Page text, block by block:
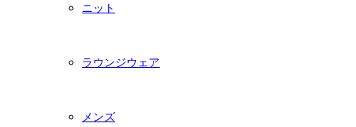
ニット
ラウンジウェア
メンズ